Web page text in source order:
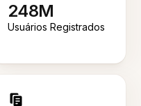
248M
Usuários Registrados